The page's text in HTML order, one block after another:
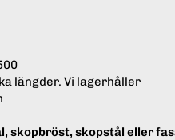
längder. Vi lagerhåller
skopbröst, skopstål eller